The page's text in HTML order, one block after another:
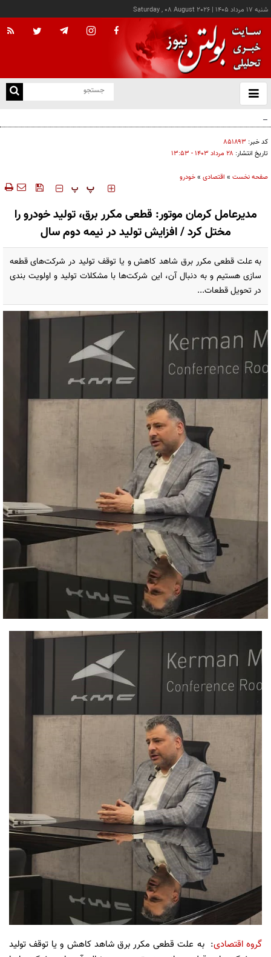
شنبه ۱۷ مرداد ۱۴۰۵ |
Saturday , 08 August 2026
باز
و
کالابرگ این خانوارها امروز شارژ شد
کد خبر: ۸۵۱۸۹۳
تاریخ انتشار: ۲۸ مرداد ۱۴۰۳ - ۱۳:۵۳
صفحه نخست » اقتصادی »خودرو
‍‍‍ پ پ
مدیرعامل کرمان موتور: قطعی مکرر برق، تولید خودرو را
مختل کرد / افزایش تولید در نیمه دوم سال
به علت قطعی مکرر برق شاهد کاهش و یا توقف تولید در شرکت‌های قطعه
سازی هستیم و به دنبال آن، این شرکت‌ها با مشکلات تولید و اولویت بندی
در تحویل قطعات...
گروه اقتصادی: به علت قطعی مکرر برق شاهد کاهش و یا توقف تولید